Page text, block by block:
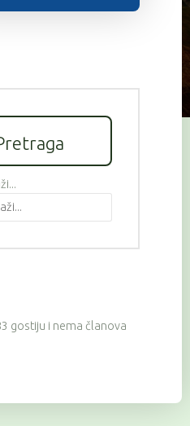
gostiju i nema članova